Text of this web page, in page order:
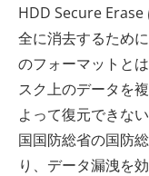
HDD Secure
全に消去するため
のフォーマットと
スク上のデータを
よって復元できな
国国防総省の国防
り、データ漏洩を